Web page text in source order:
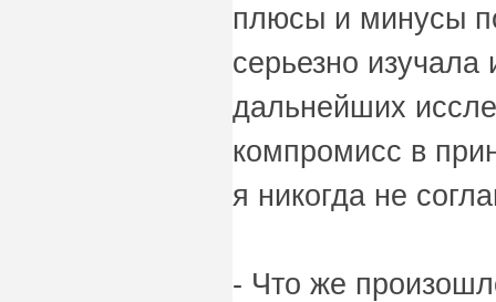
плюсы и минусы
серьезно
дальнейших
компромисс в
я никогда не
- Что же